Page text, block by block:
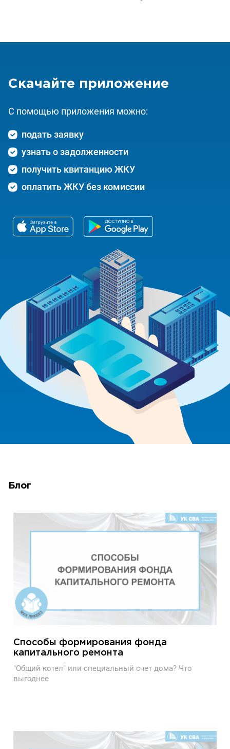
Скачайте приложение
C помощью приложения можно:
подать заявку
узнать о задолженности
получить квитанцию ЖКУ
оплатить ЖКУ без комиссии
Блог
Способы формирования фонда
капитального ремонта
"Общий котел" или специальный счет дома? Что
выгоднее